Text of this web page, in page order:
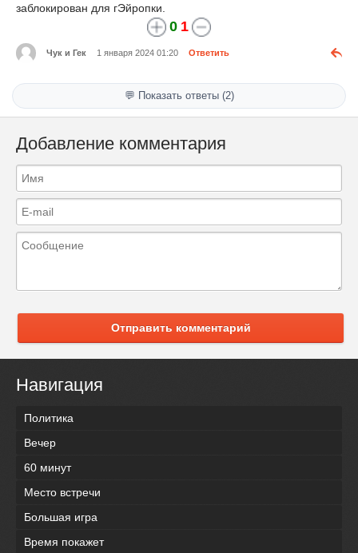
заблокирован для гЭйропки.
0 1
Чук и Гек 1 января 2024 01:20 Ответить
💬 Показать ответы (2)
Добавление комментария
Отправить комментарий
Навигация
Политика
Вечер
60 минут
Место встречи
Большая игра
Время покажет